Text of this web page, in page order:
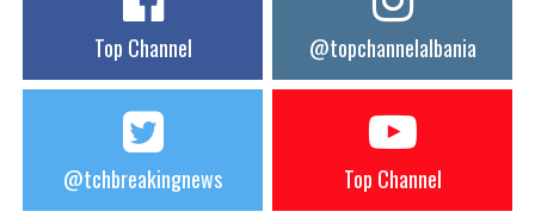
Top Channel @topchannelalbania
@tchbreakingnews Top Channel